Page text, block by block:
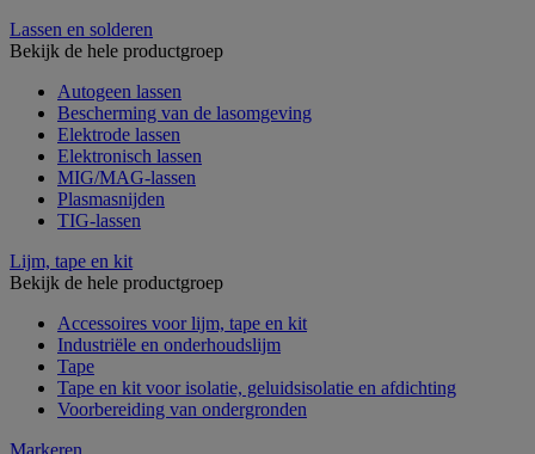
Lassen en solderen
Bekijk de hele productgroep
Autogeen lassen
Bescherming van de lasomgeving
Elektrode lassen
Elektronisch lassen
MIG/MAG-lassen
Plasmasnijden
TIG-lassen
Lijm, tape en kit
Bekijk de hele productgroep
Accessoires voor lijm, tape en kit
Industriële en onderhoudslijm
Tape
Tape en kit voor isolatie, geluidsisolatie en afdichting
Voorbereiding van ondergronden
Markeren